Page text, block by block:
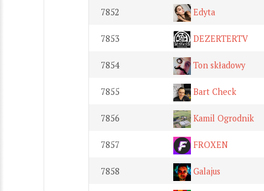
7852 Edyta
7853 DEZERTERTV
7854 Ton składowy
7855 Bart Check
7856 Kamil Ogrodnik
7857 FROXEN
7858 Galajus